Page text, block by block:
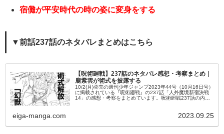
宿儺が平安時代の時の姿に変身をする
▼前話237話のネタバレまとめはこちら
【呪術廻戦】237話のネタバレ感想・考察まとめ｜
鹿紫雲が術式を披露する
10/2(月)発売の週刊少年ジャンプ2023年44号（10月16日号）
に掲載されている『呪術廻戦』の237話「人外魔境新宿決戦
14」の感想・考察をまとめています。呪術廻戦237話の内容
eiga-manga.com 2023.09.25